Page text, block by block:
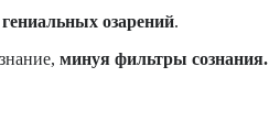
озарений.
минуя фильтры сознания.